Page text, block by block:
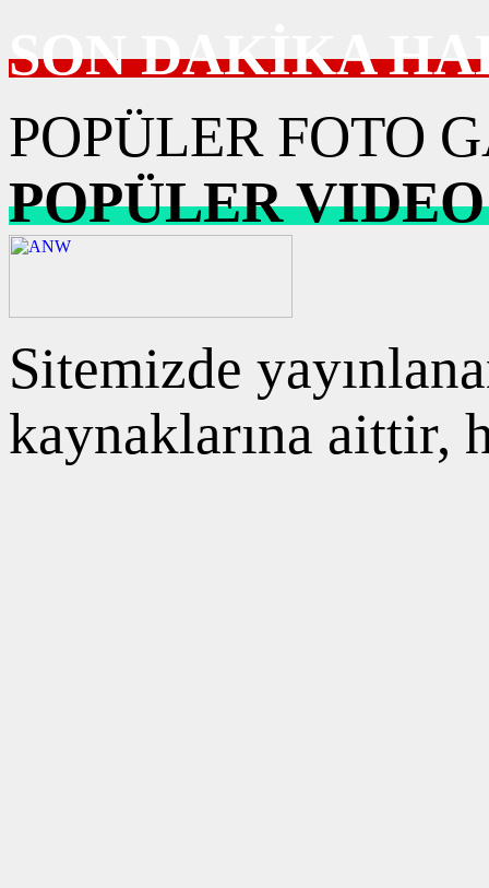
SON DAKİKA
POPÜLER FOTO
POPÜLER
Sitemizde
kaynaklarına aittir,